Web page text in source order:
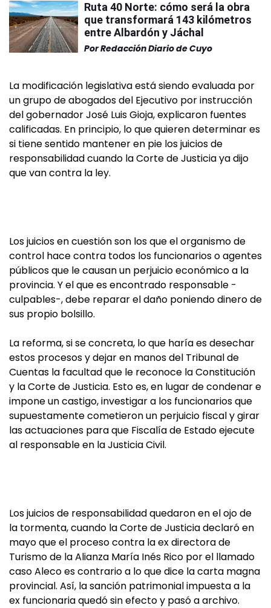
Ruta 40 Norte: cómo será la obra
que transformará 143 kilómetros
entre Albardón y Jáchal
PorRedacción Diario de Cuyo
La modificación legislativa está siendo evaluada por
un grupo de abogados del Ejecutivo por instrucción
del gobernador José Luis Gioja, explicaron fuentes
calificadas. En principio, lo que quieren determinar es
si tiene sentido mantener en pie los juicios de
responsabilidad cuando la Corte de Justicia ya dijo
que van contra la ley.
Los juicios en cuestión son los que el organismo de
control hace contra todos los funcionarios o agentes
públicos que le causan un perjuicio económico a la
provincia. Y el que es encontrado responsable -
culpables-, debe reparar el daño poniendo dinero de
sus propio bolsillo.
La reforma, si se concreta, lo que haría es desechar
estos procesos y dejar en manos del Tribunal de
Cuentas la facultad que le reconoce la Constitución
y la Corte de Justicia. Esto es, en lugar de condenar e
impone un castigo, investigar a los funcionarios que
supuestamente cometieron un perjuicio fiscal y girar
las actuaciones para que Fiscalía de Estado ejecute
al responsable en la Justicia Civil.
Los juicios de responsabilidad quedaron en el ojo de
la tormenta, cuando la Corte de Justicia declaró en
mayo que el proceso contra la ex directora de
Turismo de la Alianza María Inés Rico por el llamado
caso Aleco es contrario a lo que dice la carta magna
provincial. Así, la sanción patrimonial impuesta a la
ex funcionaria quedó sin efecto y pasó a archivo.